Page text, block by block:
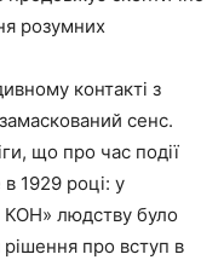
розумних
контакті з
сенс.
що про час події
1929 році: у
КОН» людству було
рішення про вступ в